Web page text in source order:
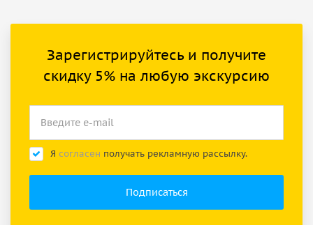
Зарегистрируйтесь и получите
скидку 5% на любую экскурсию
Я согласен получать рекламную рассылку.